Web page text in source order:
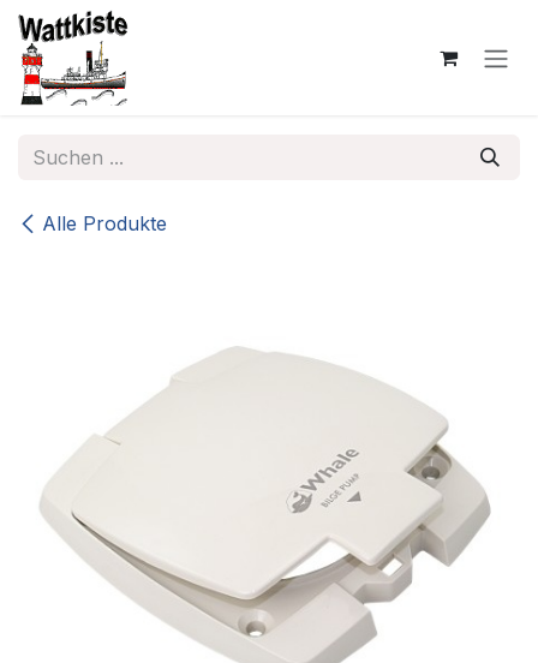
Zum Inhalt springen
Alle Produkte